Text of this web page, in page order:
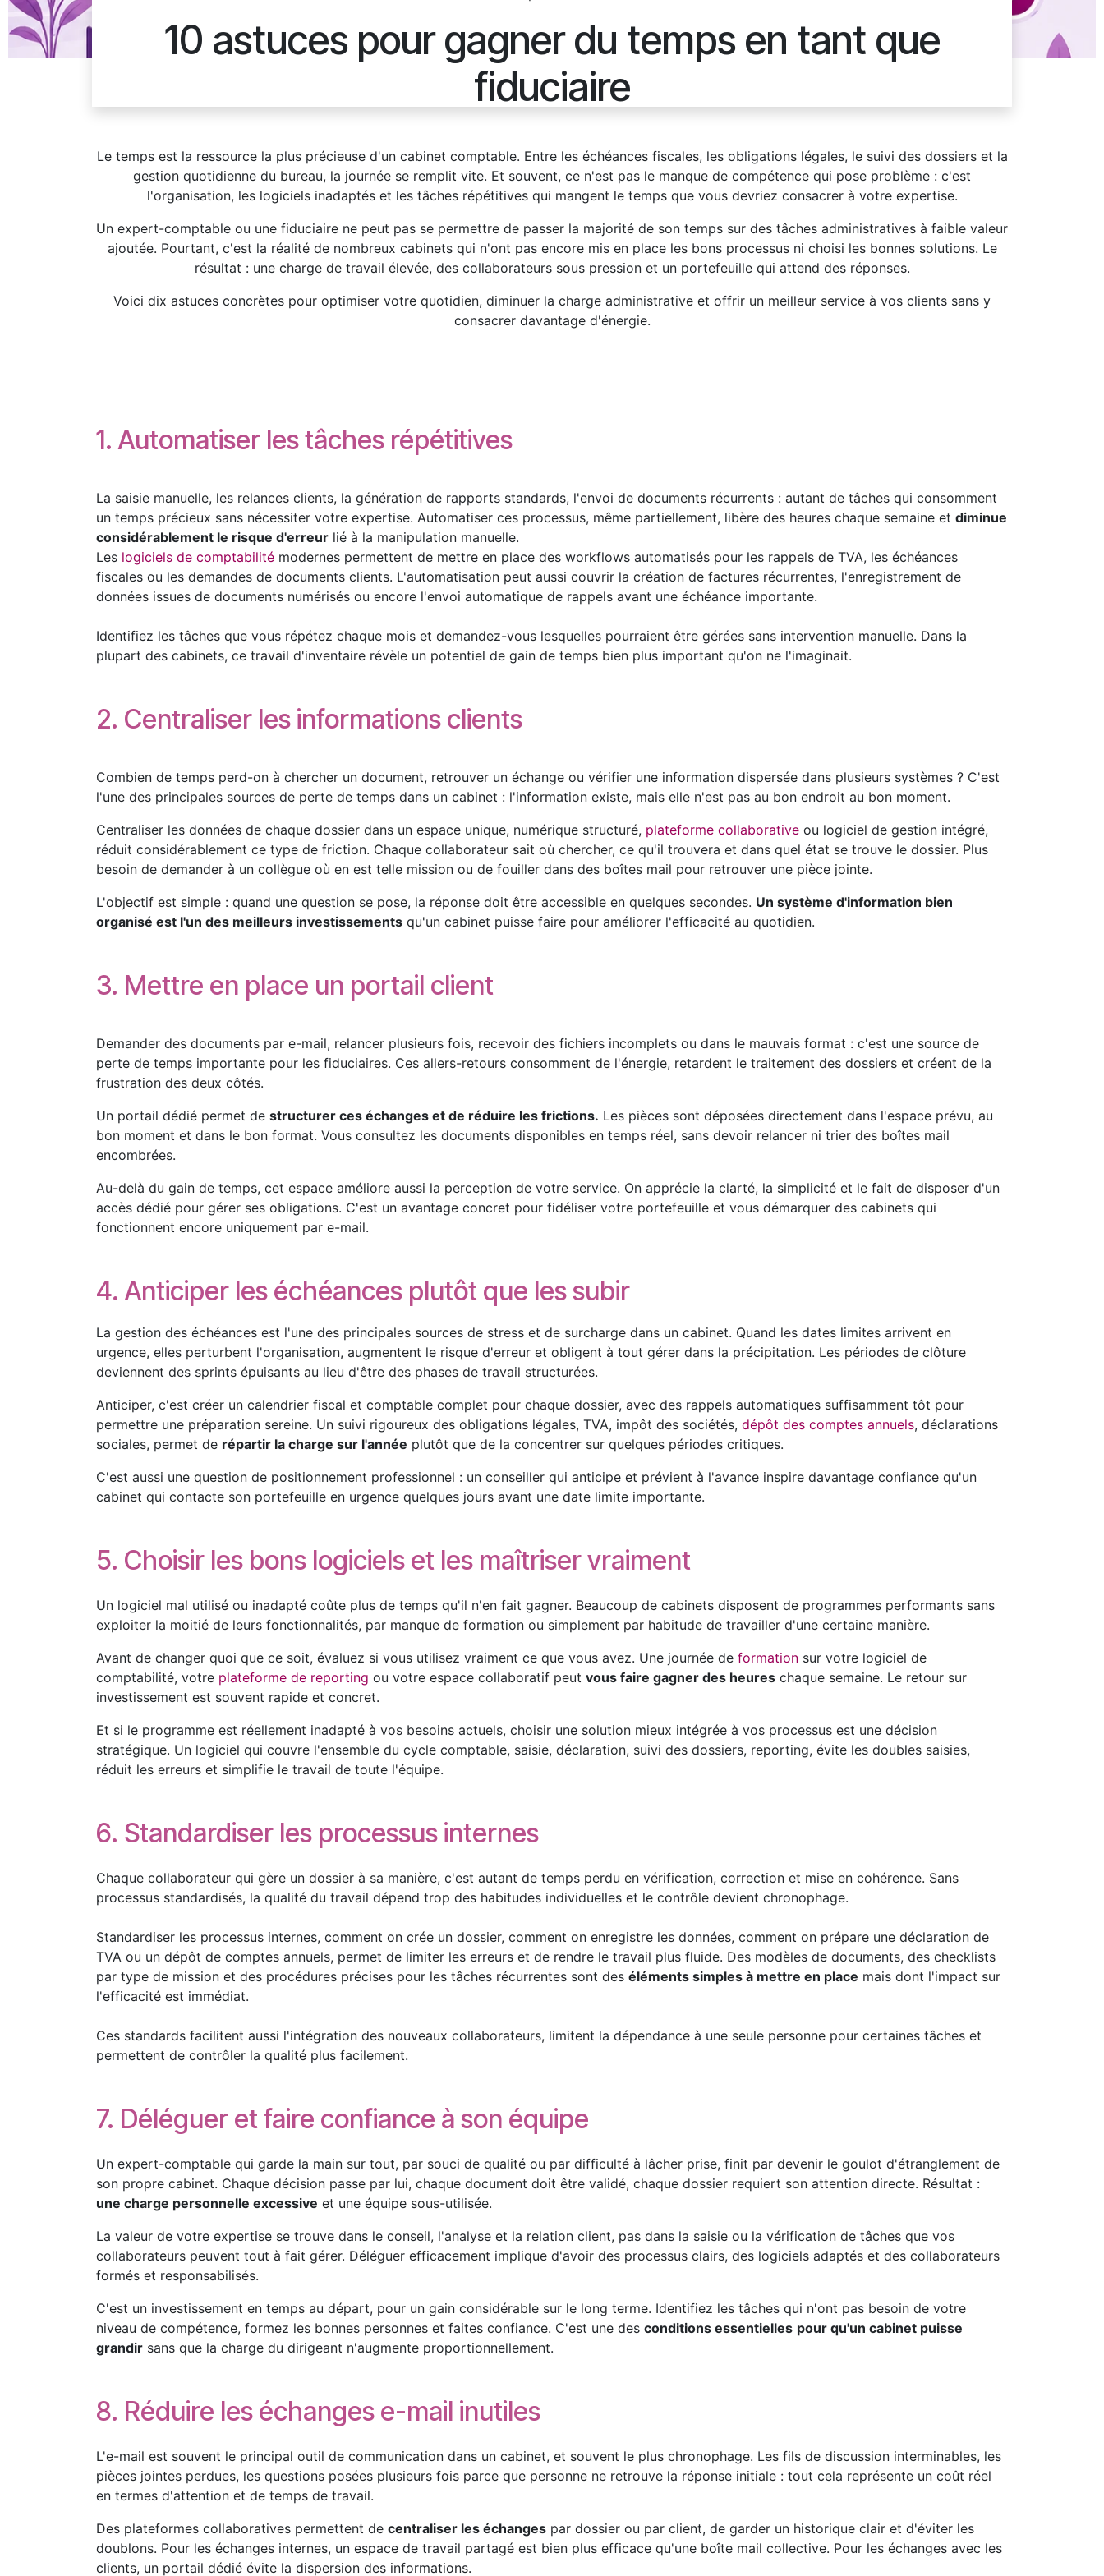
10 astuces pour gagner du temps en tant que
fiduciaire
Le temps est la ressource la plus précieuse d'un cabinet comptable. Entre les échéances fiscales, les obligations légales, le suivi des dossiers et la
gestion quotidienne du bureau, la journée se remplit vite. Et souvent, ce n'est pas le manque de compétence qui pose problème : c'est
l'organisation, les logiciels inadaptés et les tâches répétitives qui mangent le temps que vous devriez consacrer à votre expertise.
Un expert-comptable ou une fiduciaire ne peut pas se permettre de passer la majorité de son temps sur des tâches administratives à faible valeur
ajoutée. Pourtant, c'est la réalité de nombreux cabinets qui n'ont pas encore mis en place les bons processus ni choisi les bonnes solutions. Le
résultat : une charge de travail élevée, des collaborateurs sous pression et un portefeuille qui attend des réponses.
Voici dix astuces concrètes pour optimiser votre quotidien, diminuer la charge administrative et offrir un meilleur service à vos clients sans y
consacrer davantage d'énergie.
1. Automatiser les tâches répétitives
La saisie manuelle, les relances clients, la génération de rapports standards, l'envoi de documents récurrents : autant de tâches qui consomment
un temps précieux sans nécessiter votre expertise. Automatiser ces processus, même partiellement, libère des heures chaque semaine et diminue
considérablement le risque d'erreur lié à la manipulation manuelle.
Les logiciels de comptabilité modernes permettent de mettre en place des workflows automatisés pour les rappels de TVA, les échéances
fiscales ou les demandes de documents clients. L'automatisation peut aussi couvrir la création de factures récurrentes, l'enregistrement de
données issues de documents numérisés ou encore l'envoi automatique de rappels avant une échéance importante.
Identifiez les tâches que vous répétez chaque mois et demandez-vous lesquelles pourraient être gérées sans intervention manuelle. Dans la
plupart des cabinets, ce travail d'inventaire révèle un potentiel de gain de temps bien plus important qu'on ne l'imaginait.
2. Centraliser les informations clients
Combien de temps perd-on à chercher un document, retrouver un échange ou vérifier une information dispersée dans plusieurs systèmes ? C'est
l'une des principales sources de perte de temps dans un cabinet : l'information existe, mais elle n'est pas au bon endroit au bon moment.
Centraliser les données de chaque dossier dans un espace unique, numérique structuré, plateforme collaborative ou logiciel de gestion intégré,
réduit considérablement ce type de friction. Chaque collaborateur sait où chercher, ce qu'il trouvera et dans quel état se trouve le dossier. Plus
besoin de demander à un collègue où en est telle mission ou de fouiller dans des boîtes mail pour retrouver une pièce jointe.
L'objectif est simple : quand une question se pose, la réponse doit être accessible en quelques secondes. Un système d'information bien
organisé est l'un des meilleurs investissements qu'un cabinet puisse faire pour améliorer l'efficacité au quotidien.
3. Mettre en place un portail client
Demander des documents par e-mail, relancer plusieurs fois, recevoir des fichiers incomplets ou dans le mauvais format : c'est une source de
perte de temps importante pour les fiduciaires. Ces allers-retours consomment de l'énergie, retardent le traitement des dossiers et créent de la
frustration des deux côtés.
Un portail dédié permet de structurer ces échanges et de réduire les frictions. Les pièces sont déposées directement dans l'espace prévu, au
bon moment et dans le bon format. Vous consultez les documents disponibles en temps réel, sans devoir relancer ni trier des boîtes mail
encombrées.
Au-delà du gain de temps, cet espace améliore aussi la perception de votre service. On apprécie la clarté, la simplicité et le fait de disposer d'un
accès dédié pour gérer ses obligations. C'est un avantage concret pour fidéliser votre portefeuille et vous démarquer des cabinets qui
fonctionnent encore uniquement par e-mail.
4. Anticiper les échéances plutôt que les subir
La gestion des échéances est l'une des principales sources de stress et de surcharge dans un cabinet. Quand les dates limites arrivent en
urgence, elles perturbent l'organisation, augmentent le risque d'erreur et obligent à tout gérer dans la précipitation. Les périodes de clôture
deviennent des sprints épuisants au lieu d'être des phases de travail structurées.
Anticiper, c'est créer un calendrier fiscal et comptable complet pour chaque dossier, avec des rappels automatiques suffisamment tôt pour
permettre une préparation sereine. Un suivi rigoureux des obligations légales, TVA, impôt des sociétés, dépôt des comptes annuels, déclarations
sociales, permet de répartir la charge sur l'année plutôt que de la concentrer sur quelques périodes critiques.
C'est aussi une question de positionnement professionnel : un conseiller qui anticipe et prévient à l'avance inspire davantage confiance qu'un
cabinet qui contacte son portefeuille en urgence quelques jours avant une date limite importante.
5. Choisir les bons logiciels et les maîtriser vraiment
Un logiciel mal utilisé ou inadapté coûte plus de temps qu'il n'en fait gagner. Beaucoup de cabinets disposent de programmes performants sans
exploiter la moitié de leurs fonctionnalités, par manque de formation ou simplement par habitude de travailler d'une certaine manière.
Avant de changer quoi que ce soit, évaluez si vous utilisez vraiment ce que vous avez. Une journée de formation sur votre logiciel de
comptabilité, votre plateforme de reporting ou votre espace collaboratif peut vous faire gagner des heures chaque semaine. Le retour sur
investissement est souvent rapide et concret.
Et si le programme est réellement inadapté à vos besoins actuels, choisir une solution mieux intégrée à vos processus est une décision
stratégique. Un logiciel qui couvre l'ensemble du cycle comptable, saisie, déclaration, suivi des dossiers, reporting, évite les doubles saisies,
réduit les erreurs et simplifie le travail de toute l'équipe.
6. Standardiser les processus internes
Chaque collaborateur qui gère un dossier à sa manière, c'est autant de temps perdu en vérification, correction et mise en cohérence. Sans
processus standardisés, la qualité du travail dépend trop des habitudes individuelles et le contrôle devient chronophage.
Standardiser les processus internes, comment on crée un dossier, comment on enregistre les données, comment on prépare une déclaration de
TVA ou un dépôt de comptes annuels, permet de limiter les erreurs et de rendre le travail plus fluide. Des modèles de documents, des checklists
par type de mission et des procédures précises pour les tâches récurrentes sont des éléments simples à mettre en place mais dont l'impact sur
l'efficacité est immédiat.
Ces standards facilitent aussi l'intégration des nouveaux collaborateurs, limitent la dépendance à une seule personne pour certaines tâches et
permettent de contrôler la qualité plus facilement.
7. Déléguer et faire confiance à son équipe
Un expert-comptable qui garde la main sur tout, par souci de qualité ou par difficulté à lâcher prise, finit par devenir le goulot d'étranglement de
son propre cabinet. Chaque décision passe par lui, chaque document doit être validé, chaque dossier requiert son attention directe. Résultat :
une charge personnelle excessive et une équipe sous-utilisée.
La valeur de votre expertise se trouve dans le conseil, l'analyse et la relation client, pas dans la saisie ou la vérification de tâches que vos
collaborateurs peuvent tout à fait gérer. Déléguer efficacement implique d'avoir des processus clairs, des logiciels adaptés et des collaborateurs
formés et responsabilisés.
C'est un investissement en temps au départ, pour un gain considérable sur le long terme. Identifiez les tâches qui n'ont pas besoin de votre
niveau de compétence, formez les bonnes personnes et faites confiance. C'est une des conditions essentielles pour qu'un cabinet puisse
grandir sans que la charge du dirigeant n'augmente proportionnellement.
8. Réduire les échanges e-mail inutiles
L'e-mail est souvent le principal outil de communication dans un cabinet, et souvent le plus chronophage. Les fils de discussion interminables, les
pièces jointes perdues, les questions posées plusieurs fois parce que personne ne retrouve la réponse initiale : tout cela représente un coût réel
en termes d'attention et de temps de travail.
Des plateformes collaboratives permettent de centraliser les échanges par dossier ou par client, de garder un historique clair et d'éviter les
doublons. Pour les échanges internes, un espace de travail partagé est bien plus efficace qu'une boîte mail collective. Pour les échanges avec les
clients, un portail dédié évite la dispersion des informations.